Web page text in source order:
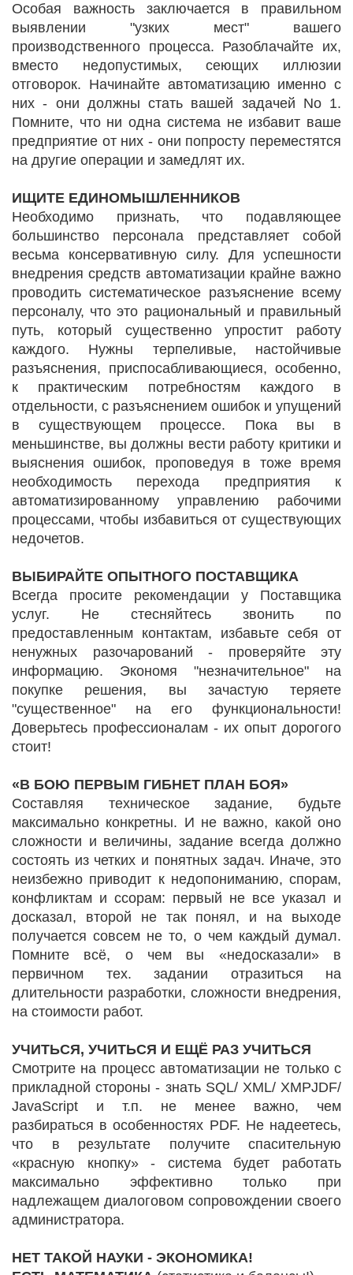
Особая важность заключается в правильном
выявлении "узких мест" вашего
производственного процесса. Разоблачайте их,
вместо недопустимых, сеющих иллюзии
отговорок. Начинайте автоматизацию именно с
них - они должны стать вашей задачей No 1.
Помните, что ни одна система не избавит ваше
предприятие от них - они попросту переместятся
на другие операции и замедлят их.
ИЩИТЕ ЕДИНОМЫШЛЕННИКОВ
Необходимо признать, что подавляющее
большинство персонала представляет собой
весьма консервативную силу. Для успешности
внедрения средств автоматизации крайне важно
проводить систематическое разъяснение всему
персоналу, что это рациональный и правильный
путь, который существенно упростит работу
каждого. Нужны терпеливые, настойчивые
разъяснения, приспосабливающиеся, особенно,
к практическим потребностям каждого в
отдельности, с разъяснением ошибок и упущений
в существующем процессе. Пока вы в
меньшинстве, вы должны вести работу критики и
выяснения ошибок, проповедуя в тоже время
необходимость перехода предприятия к
автоматизированному управлению рабочими
процессами, чтобы избавиться от существующих
недочетов.
ВЫБИРАЙТЕ ОПЫТНОГО ПОСТАВЩИКА
Всегда просите рекомендации у Поставщика
услуг. Не стесняйтесь звонить по
предоставленным контактам, избавьте себя от
ненужных разочарований - проверяйте эту
информацию. Экономя "незначительное" на
покупке решения, вы зачастую теряете
"существенное" на его функциональности!
Доверьтесь профессионалам - их опыт дорогого
стоит!
«В БОЮ ПЕРВЫМ ГИБНЕТ ПЛАН БОЯ»
Составляя техническое задание, будьте
максимально конкретны. И не важно, какой оно
сложности и величины, задание всегда должно
состоять из четких и понятных задач. Иначе, это
неизбежно приводит к недопониманию, спорам,
конфликтам и ссорам: первый не все указал и
досказал, второй не так понял, и на выходе
получается совсем не то, о чем каждый думал.
Помните всё, о чем вы «недосказали» в
первичном тех. задании отразиться на
длительности разработки, сложности внедрения,
на стоимости работ.
УЧИТЬСЯ, УЧИТЬСЯ И ЕЩЁ РАЗ УЧИТЬСЯ
Смотрите на процесс автоматизации не только с
прикладной стороны - знать SQL/ XML/ XMPJDF/
JavaScript и т.п. не менее важно, чем
разбираться в особенностях PDF. Не надеетесь,
что в результате получите спасительную
«красную кнопку» - система будет работать
максимально эффективно только при
надлежащем диалоговом сопровождении своего
администратора.
НЕТ ТАКОЙ НАУКИ - ЭКОНОМИКА!